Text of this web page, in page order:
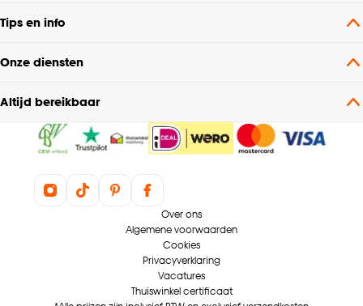
Tips en info
Onze diensten
Altijd bereikbaar
Over ons
Algemene voorwaarden
Cookies
Privacyverklaring
Vacatures
Thuiswinkel certificaat